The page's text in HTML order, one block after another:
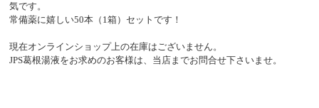
気です。
常備薬に嬉しい50本（1箱）セットです！
現在オンラインショップ上の在庫はございません。
JPS葛根湯液をお求めのお客様は、当店までお問合せ下さいませ。